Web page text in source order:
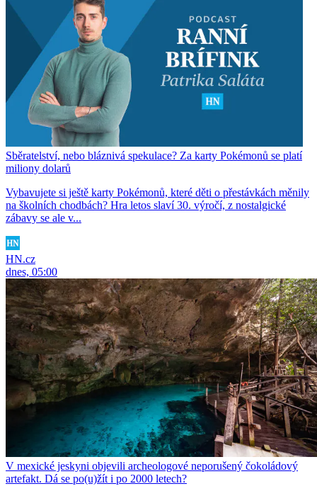
Sběratelství, nebo bláznivá spekulace? Za karty Pokémonů se platí
miliony dolarů
Vybavujete si ještě karty Pokémonů, které děti o přestávkách měnily
na školních chodbách? Hra letos slaví 30. výročí, z nostalgické
zábavy se ale v...
HN.cz
dnes, 05:00
V mexické jeskyni objevili archeologové neporušený čokoládový
artefakt. Dá se po(u)žít i po 2000 letech?